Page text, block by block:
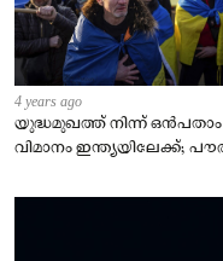
4 years ago
യുദ്ധമുഖത്ത് നിന്ന് ഒൻപതാം
വിമാനം ഇന്ത്യയിലേക്ക്;
– കേന്ദ്രം